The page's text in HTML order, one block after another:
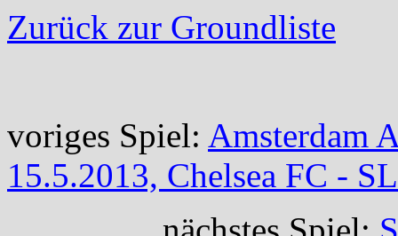
Zurück zur Groundliste
voriges Spiel: Amsterdam
15.5.2013, Chelsea FC -